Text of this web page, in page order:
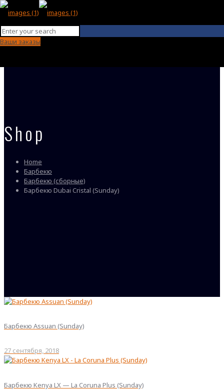
Ваши заказы
Shop
Home
Барбекю
Барбекю (сборные)
Барбекю Dubai Cristal (Sunday)
Барбекю Assuan (Sunday)
27 сентября, 2018
Барбекю Kenya LX — La Coruna Plus (Sunday)